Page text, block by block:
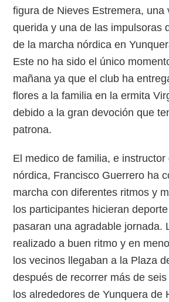
figura de Nieves Estremera, una
querida y una de las impulsoras
de la marcha nórdica en
Este no ha sido el único
mañana ya que el club ha
flores a la familia en la ermita
debido a la gran devoción que
patrona.
El medico de familia, e instructor
nórdica, Francisco Guerrero ha
marcha con diferentes ritmos y
los participantes hicieran
pasaran una agradable jornada.
realizado a buen ritmo y en
los vecinos llegaban a la Plaza
después de recorrer más de
los alrededores de Yunquera de